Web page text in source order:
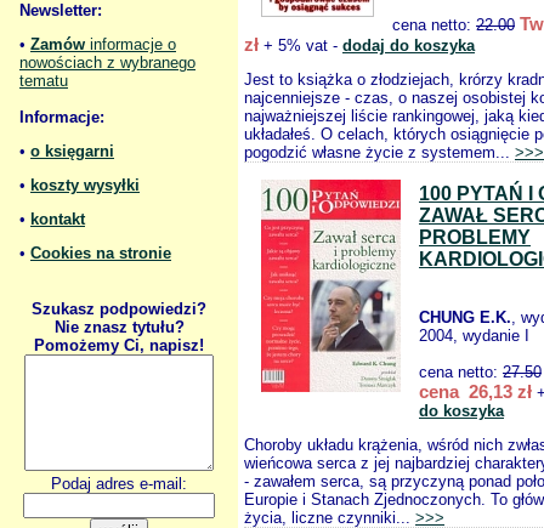
Newsletter:
• Zamów informacje o
nowościach z wybranego
tematu
Informacje:
• o księgarni
• koszty wysyłki
• kontakt
• Cookies na stronie
Szukasz podpowiedzi?
Nie znasz tytułu?
Pomożemy Ci, napisz!
Podaj adres e-mail:
cena netto: 22.00
zł + 5% vat - dodaj do koszyka
Jest to książka o złodziejach, krórzy
najcenniejsze - czas, o naszej osobistej
najważniejszej liście rankingowej, jaką
układałeś. O celach, których osiągnięcie
pogodzić własne życie z systemem... >>>
100 PYTAŃ I
ZAWAŁ
PROBLEMY
CHUNG E.K.,
2004, wydanie I
cena netto: 27.50
cena 26,13 zł
do koszyka
Choroby układu krążenia, wśród nich
wieńcowa serca z jej najbardziej
- zawałem serca, są przyczyną ponad
Europie i Stanach Zjednoczonych. To
życia, liczne czynniki... >>>